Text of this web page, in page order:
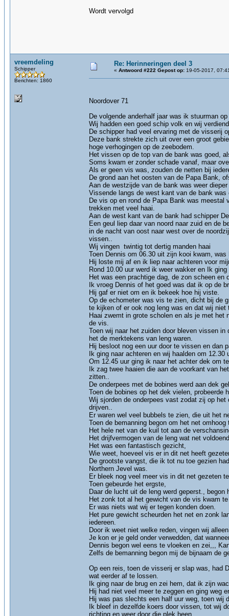
Wordt vervolgd
vreemdeling
Schipper
Berichten: 1860
Re: Herinneringen deel 3
« Antwoord #222 Gepost op: 19-05-2017,
Noordover 71
De volgende anderhalf jaar was ik stuurman
Wij hadden een goed schip volk en wij
De schipper had veel ervaring met de visserij
Deze bank strekte zich uit over een groot
hoge verhogingen op de zeebodem.
Het vissen op de top van de bank was goed,
Soms kwam er zonder schade vanaf, maar
Als er geen vis was, zouden de netten bij
De grond aan het oosten van de Papa Bank,
Aan de westzijde van de bank was weer dieper
Vissende langs de west kant van de bank
De vis op en rond de Papa Bank was
trekken met veel haai.
Aan de west kant van de bank had schipper
Een geul liep daar van noord naar zuid en de
in de nacht van oost naar west over de
vissen..
Wij vingen twintig tot dertig manden haai
Toen Dennis om 06.30 uit zijn kooi kwam,
Hij loste mij af en ik liep naar achteren voor
Rond 10.00 uur werd ik weer wakker en Ik
Het was een prachtige dag, de zon scheen
Ik vroeg Dennis of het goed was dat ik op de
Hij gaf er niet om en ik bekeek hoe hij viste.
Op de echometer was vis te zien, dicht bij de
te kijken of er ook nog leng was en dat wij niet
Haai zwemt in grote scholen en als je met
de vis.
Toen wij naar het zuiden door bleven vissen
het de merktekens van leng waren.
Hij besloot nog een uur door te vissen en dan
Ik ging naar achteren en wij haalden om 12.30
Om 12.45 uur ging ik naar het achter dek om
Ik zag twee haaien die aan de voorkant van
zitten..
De onderpees met de bobines werd aan dek
Toen de bobines op het dek vielen, probeerde
Wij sjorden de onderpees vast zodat zij op
drijven..
Er waren wel veel bubbels te zien, die uit het
Toen de bemanning begon om het net
Het hele net van de kuil tot aan de
Het drijfvermogen van de leng wat net
Het was een fantastisch gezicht,
Wie weet, hoeveel vis er in dit net heeft
De grootste vangst, die ik tot nu toe gezien
Northern Jevel was.
Er bleek nog veel meer vis in dit net gezeten
Toen gebeurde het ergste,
Daar de lucht uit de leng werd geperst.,
Het zonk tot al het gewicht van de vis kwam
Er was niets wat wij er tegen konden doen.
Het pure gewicht scheurden het net en zonk
iedereen.
Door ik weet niet welke reden, vingen wij
Je kon er je geld onder verwedden, dat
Dennis begon wel eens te vloeken en zei,,,
Zelfs de bemanning begon mij de bijnaam de
Op een reis, toen de visserij er slap was, had
wat eerder af te lossen.
Ik ging naar de brug en zei hem, dat ik zijn
Hij had niet veel meer te zeggen en ging weg
Hij was pas slechts een half uur weg, toen
Ik bleef in dezelfde koers door vissen, tot wij
richting en weer door die plek heen.